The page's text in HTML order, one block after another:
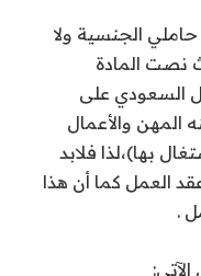
الجنسية ولا
نصت المادة
السعودي على
المهن والأعمال
بها)،لذا فلابد
العمل كما أن هذا
.